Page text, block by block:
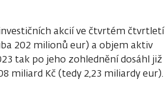
akcií ve čtvrtém čtvrtletí
202 milionů eur) a objem aktiv
tak po jeho zohlednění dosáhl již
miliard Kč (tedy 2,23 miliardy eur).